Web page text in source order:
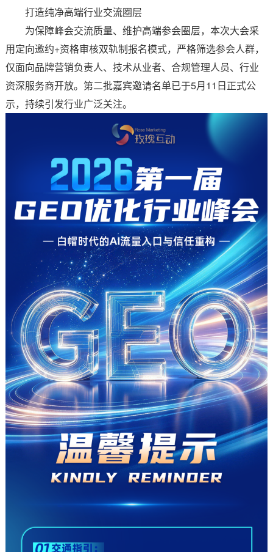
打造纯净高端行业交流圈层
为保障峰会交流质量、维护高端参会圈层，本次大会采
用定向邀约+资格审核双轨制报名模式，严格筛选参会人群，
仅面向品牌营销负责人、技术从业者、合规管理人员、行业
资深服务商开放。第二批嘉宾邀请名单已于5月11日正式公
示，持续引发行业广泛关注。